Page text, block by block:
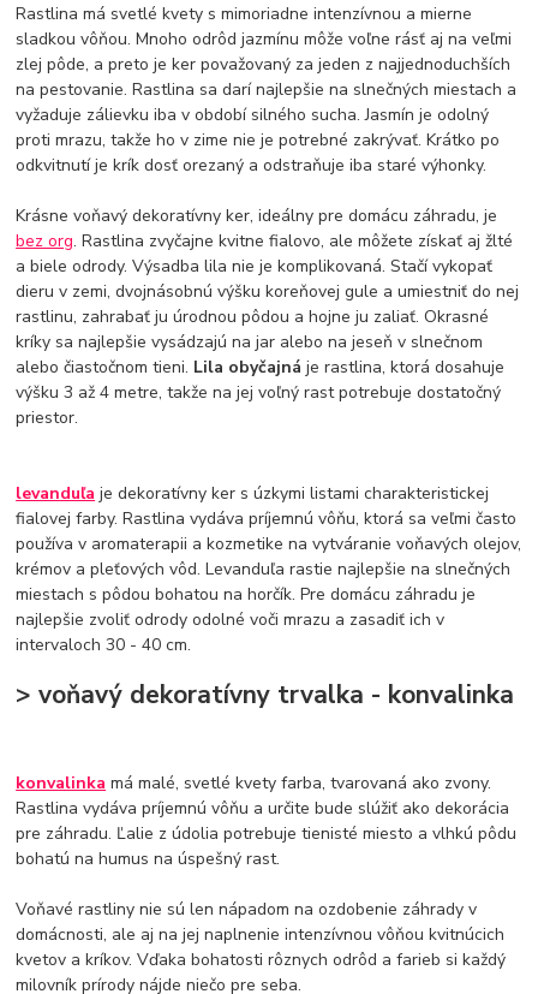
Rastlina má svetlé kvety s mimoriadne intenzívnou a mierne
sladkou vôňou. Mnoho odrôd jazmínu môže voľne rásť aj na veľmi
zlej pôde, a preto je ker považovaný za jeden z najjednoduchších
na pestovanie. Rastlina sa darí najlepšie na slnečných miestach a
vyžaduje zálievku iba v období silného sucha. Jasmín je odolný
proti mrazu, takže ho v zime nie je potrebné zakrývať. Krátko po
odkvitnutí je krík dosť orezaný a odstraňuje iba staré výhonky.
Krásne voňavý dekoratívny ker, ideálny pre domácu záhradu, je
bez org. Rastlina zvyčajne kvitne fialovo, ale môžete získať aj žlté
a biele odrody. Výsadba lila nie je komplikovaná. Stačí vykopať
dieru v zemi, dvojnásobnú výšku koreňovej gule a umiestniť do nej
rastlinu, zahrabať ju úrodnou pôdou a hojne ju zaliať. Okrasné
kríky sa najlepšie vysádzajú na jar alebo na jeseň v slnečnom
alebo čiastočnom tieni. Lila obyčajnáje rastlina, ktorá dosahuje
výšku 3 až 4 metre, takže na jej voľný rast potrebuje dostatočný
priestor.
levanduľa je dekoratívny ker s úzkymi listami charakteristickej
fialovej farby. Rastlina vydáva príjemnú vôňu, ktorá sa veľmi často
používa v aromaterapii a kozmetike na vytváranie voňavých olejov,
krémov a pleťových vôd. Levanduľa rastie najlepšie na slnečných
miestach s pôdou bohatou na horčík. Pre domácu záhradu je
najlepšie zvoliť odrody odolné voči mrazu a zasadiť ich v
intervaloch 30 - 40 cm.
> voňavý dekoratívny trvalka - konvalinka
konvalinka má malé, svetlé kvety farba, tvarovaná ako zvony.
Rastlina vydáva príjemnú vôňu a určite bude slúžiť ako dekorácia
pre záhradu. Ľalie z údolia potrebuje tienisté miesto a vlhkú pôdu
bohatú na humus na úspešný rast.
Voňavé rastliny nie sú len nápadom na ozdobenie záhrady v
domácnosti, ale aj na jej naplnenie intenzívnou vôňou kvitnúcich
kvetov a kríkov. Vďaka bohatosti rôznych odrôd a farieb si každý
milovník prírody nájde niečo pre seba.